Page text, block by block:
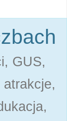
GUS,